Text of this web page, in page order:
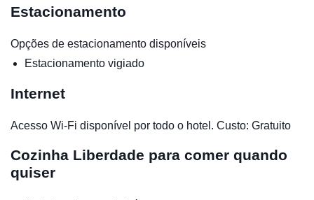
Estacionamento
Opções de estacionamento disponíveis
Estacionamento vigiado
Internet
Acesso Wi-Fi disponível por todo o hotel. Custo: Gratuito
Cozinha Liberdade para comer quando
quiser